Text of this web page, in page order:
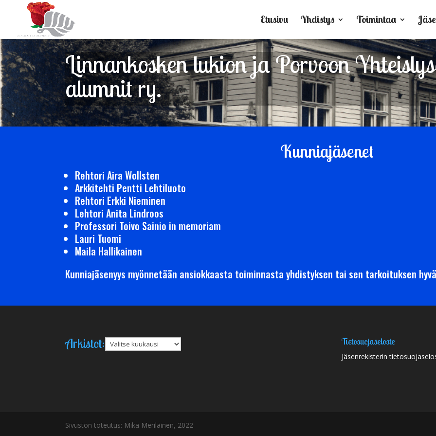
Etusivu Yhdistys Toimintaa
Linnankosken lukion ja Porvoon
alumnit ry.
Kunniajäsenet
Rehtori Aira Wollsten
Arkkitehti Pentti Lehtiluoto
Rehtori Erkki Nieminen
Lehtori Anita Lindroos
Professori Toivo Sainio in memoriam
Lauri Tuomi
Maila Hallikainen
Kunniajäsenyys myönnetään ansiokkaasta toiminnasta yhdistyksen tai sen tarkoituksen
Arkistot: Arkistot Tietosuojaseloste
Jäsenrekisterin
Sivuston toteutus: Mika Meriläinen, 2022